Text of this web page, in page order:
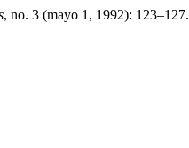
, no. 3 (mayo 1, 1992):